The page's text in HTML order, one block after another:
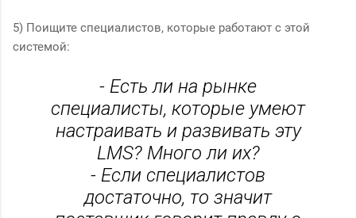
5) Поищите специалистов, которые работают с этой
системой:
- Есть ли на рынке
специалисты, которые умеют
настраивать и развивать эту
LMS? Много ли их?
- Если специалистов
достаточно, то значит